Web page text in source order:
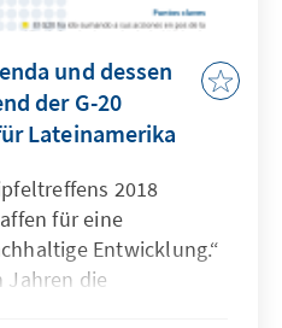
und dessen
der G-20
Lateinamerika
2018
für eine
Entwicklung.“
Jahren die